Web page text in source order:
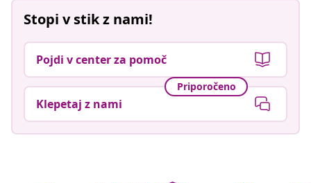
Stopi v stik z nami!
Pojdi v center za pomoč
Priporočeno
Klepetaj z nami